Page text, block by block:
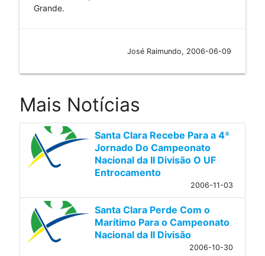
Grande.
José Raimundo, 2006-06-09
Mais Notícias
Santa Clara Recebe Para a 4ª
Jornado Do Campeonato
Nacional da II Divisão O UF
Entrocamento
2006-11-03
Santa Clara Perde Com o
Marítimo Para o Campeonato
Nacional da II Divisão
2006-10-30